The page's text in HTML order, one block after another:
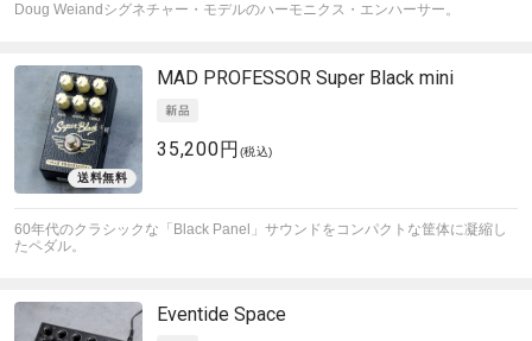
Doug Weiandシグネチャー・モデルのハーモニクス・エンハーサー。
MAD PROFESSOR Super Black mini
35,200円 (税込)
60年代のクラシックな「Black Panel」サウンドをコンパクトな筐体に凝縮し
たペダル。
Eventide Space